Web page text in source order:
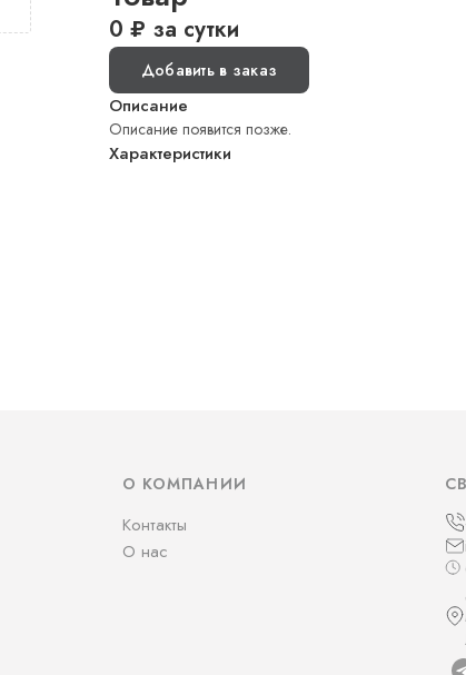
0 ₽ за сутки
Добавить в заказ
Описание
Описание появится позже.
Характеристики
О КОМПАНИИ
Контакты
О нас